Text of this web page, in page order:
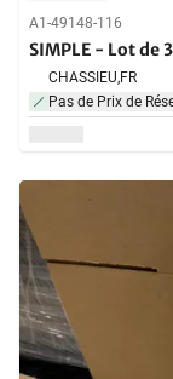
A1-49148-116
SIMPLE - Lot de
CHASSIEU,FR
Pas de Prix de